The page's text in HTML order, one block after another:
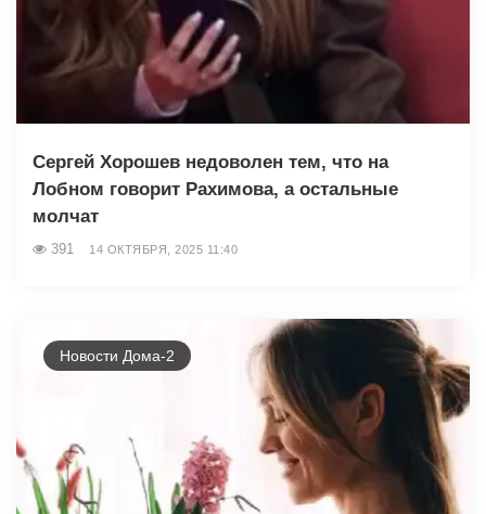
Сергей Хорошев недоволен тем, что на
Лобном говорит Рахимова, а остальные
молчат
391 14 ОКТЯБРЯ, 2025 11:40
Новости Дома-2